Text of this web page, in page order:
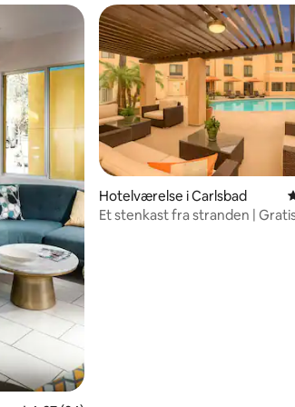
Hotelværelse i Carlsbad
Et stenkast fra stranden |